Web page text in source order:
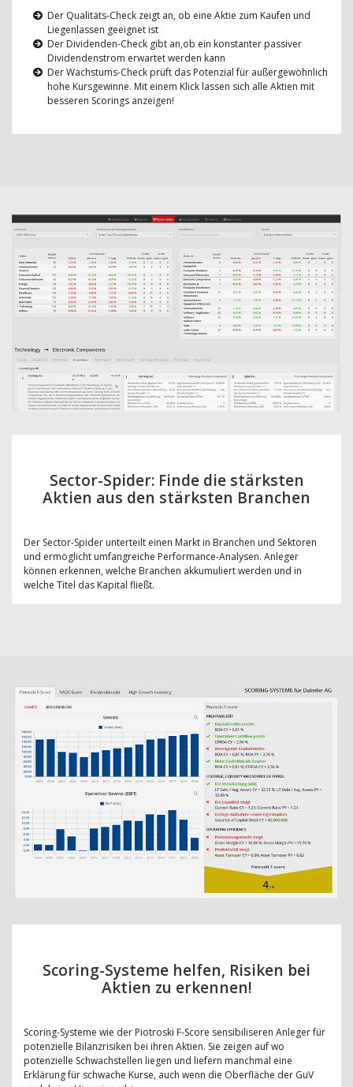
Der Qualitäts-Check zeigt an, ob eine Aktie zum Kaufen und
Liegenlassen geeignet ist
Der Dividenden-Check gibt an,ob ein konstanter passiver
Dividendenstrom erwartet werden kann
Der Wachstums-Check prüft das Potenzial für außergewöhnlich
hohe Kursgewinne. Mit einem Klick lassen sich alle Aktien mit
besseren Scorings anzeigen!
Sector-Spider: Finde die stärksten
Aktien aus den stärksten Branchen
Der Sector-Spider unterteilt einen Markt in Branchen und Sektoren
und ermöglicht umfangreiche Performance-Analysen. Anleger
können erkennen, welche Branchen akkumuliert werden und in
welche Titel das Kapital fließt.
Scoring-Systeme helfen, Risiken bei
Aktien zu erkennen!
Scoring-Systeme wie der Piotroski F-Score sensibiliseren Anleger für
potenzielle Bilanzrisiken bei ihren Aktien. Sie zeigen auf wo
potenzielle Schwachstellen liegen und liefern manchmal eine
Erklärung für schwache Kurse, auch wenn die Oberfläche der GuV